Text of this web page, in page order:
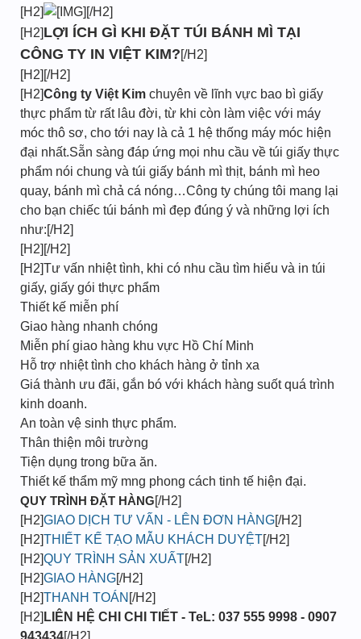
[H2]
[/H2]
[H2]LỢI ÍCH GÌ KHI ĐẶT TÚI BÁNH MÌ TẠI
CÔNG TY IN VIỆT KIM?[/H2]
[H2][/H2]
[H2]Công ty Việt Kim chuyên về lĩnh vực bao bì giấy
thực phẩm từ rất lâu đời, từ khi còn làm việc với máy
móc thô sơ, cho tới nay là cả 1 hệ thống máy móc hiện
đại nhất.Sẵn sàng đáp ứng mọi nhu cầu về túi giấy thực
phẩm nói chung và túi giấy bánh mì thịt, bánh mì heo
quay, bánh mì chả cá nóng…Công ty chúng tôi mang lại
cho bạn chiếc túi bánh mì đẹp đúng ý và những lợi ích
như:[/H2]
[H2][/H2]
[H2]Tư vấn nhiệt tình, khi có nhu cầu tìm hiểu và in túi
giấy, giấy gói thực phẩm
Thiết kế miễn phí
Giao hàng nhanh chóng
Miễn phí giao hàng khu vực Hồ Chí Minh
Hỗ trợ nhiệt tình cho khách hàng ở tỉnh xa
Giá thành ưu đãi, gắn bó với khách hàng suốt quá trình
kinh doanh.
An toàn vệ sinh thực phẩm.
Thân thiện môi trường
Tiện dụng trong bữa ăn.
Thiết kế thẩm mỹ mng phong cách tinh tế hiện đại.
QUY TRÌNH ĐẶT HÀNG[/H2]
[H2]GIAO DỊCH TƯ VẤN - LÊN ĐƠN HÀNG[/H2]
[H2]THIẾT KẾ TẠO MẪU KHÁCH DUYỆT[/H2]
[H2]QUY TRÌNH SẢN XUẤT[/H2]
[H2]GIAO HÀNG[/H2]
[H2]THANH TOÁN [/H2]
[H2] LIÊN HỆ CHI CHI TIẾT - TeL: 037 555 9998 - 0907
943434[/H2]